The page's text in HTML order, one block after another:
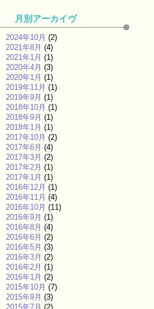
月別アーカイヴ
2024年10月 (2)
2021年8月 (4)
2021年1月 (1)
2020年4月 (3)
2020年1月 (1)
2019年11月 (1)
2019年9月 (1)
2018年10月 (1)
2018年9月 (1)
2018年1月 (1)
2017年10月 (2)
2017年6月 (4)
2017年3月 (2)
2017年2月 (1)
2017年1月 (1)
2016年12月 (1)
2016年11月 (4)
2016年10月 (11)
2016年9月 (1)
2016年8月 (4)
2016年6月 (2)
2016年5月 (3)
2016年3月 (2)
2016年2月 (1)
2016年1月 (2)
2015年10月 (7)
2015年9月 (3)
2015年7月 (2)